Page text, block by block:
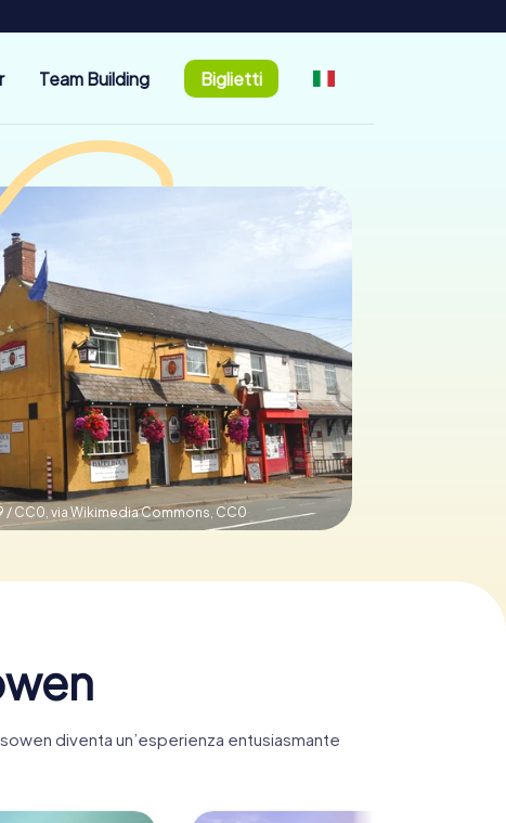
Team Building Biglietti
CC0, via Wikimedia Commons, CC0
diventa un’esperienza entusiasmante